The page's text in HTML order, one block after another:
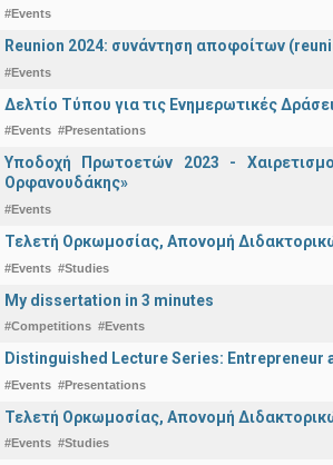
#Events
Reunion 2024: συνάντηση αποφοίτων
#Events
Δελτίο Τύπου για τις Ενημερωτικές
#Events #Presentations
Υποδοχή Πρωτοετών 2023 -
Ορφανουδάκης»
#Events
Τελετή Ορκωμοσίας, Απονομή
#Events #Studies
My dissertation in 3 minutes
#Competitions #Events
Distinguished Lecture Series:
#Events #Presentations
Τελετή Ορκωμοσίας, Απονομή
#Events #Studies